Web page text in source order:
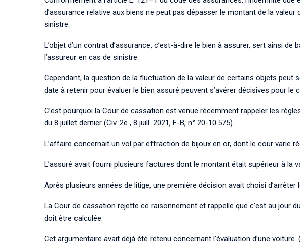
d’assurance relative aux biens ne peut pas dépasser le montant de la valeur
sinistre.
L’objet d’un contrat d’assurance, c’est-à-dire le bien à assurer, sert ainsi de
l’assureur en cas de sinistre.
Cependant, la question de la fluctuation de la valeur de certains objets peut
date à retenir pour évaluer le bien assuré peuvent s’avérer décisives pour le
C’est pourquoi la Cour de cassation est venue récemment rappeler les
du 8 juillet dernier (Civ. 2e , 8 juill. 2021, F-B, n° 20-10.575).
L’affaire concernait un vol par effraction de bijoux en or, dont le cour varie
L’assuré avait fourni plusieurs factures dont le montant était supérieur à la
Après plusieurs années de litige, une première décision avait choisi d’arrêter
La Cour de cassation rejette ce raisonnement et rappelle que c’est au jour
doit être calculée.
Cet argumentaire avait déjà été retenu concernant l’évaluation d’une voiture.